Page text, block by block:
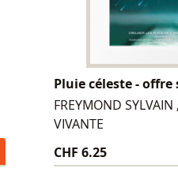
Pluie céleste - offre
FREYMOND
VIVANTE
CHF 6.25